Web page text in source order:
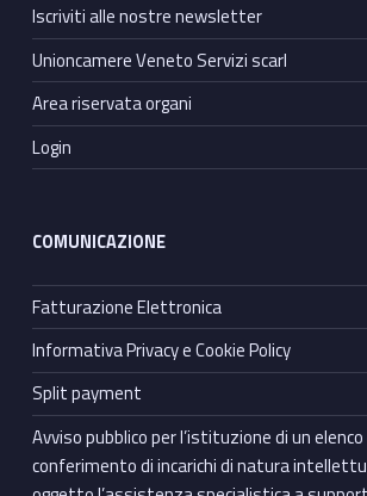
Iscriviti alle nostre newsletter
Unioncamere Veneto Servizi scarl
Area riservata organi
Login
COMUNICAZIONE
Fatturazione Elettronica
Informativa Privacy e Cookie Policy
Split payment
Avviso pubblico per l’istituzione di un
conferimento di incarichi di natura